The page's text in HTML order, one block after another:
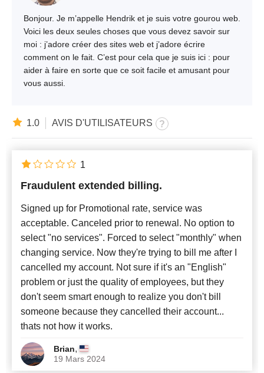
Bonjour. Je m’appelle Hendrik et je suis votre gourou web.
Voici les deux seules choses que vous devez savoir sur
moi : j’adore créer des sites web et j’adore écrire
comment on le fait. C’est pour cela que je suis ici : pour
aider à faire en sorte que ce soit facile et amusant pour
vous aussi.
1.0 AVIS D'UTILISATEURS
Fraudulent extended billing.
Signed up for Promotional rate, service was
acceptable. Canceled prior to renewal. No option to
select "no services". Forced to select "monthly" when
changing service. Now they're trying to bill me after I
cancelled my account. Not sure if it's an "English"
problem or just the quality of employees, but they
don't seem smart enough to realize you don't bill
someone because they cancelled their account...
thats not how it works.
Brian,
19 Mars 2024
1